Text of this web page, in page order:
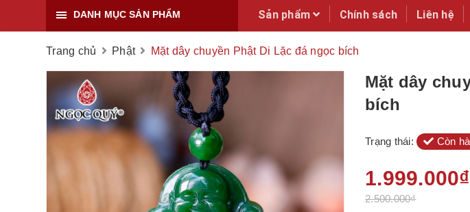
DANH MỤC SẢN PHẨM Sản phẩm Chính sách Liên hệ
Trang chủ Phật Mặt dây chuyền Phật Di Lặc đá ngọc bích
Mặt dây
bích
Trạng thái: Còn
1.999.000₫
2.500.000₫